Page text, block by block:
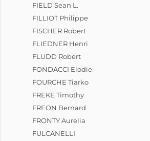
FIELD Sean L.
FILLIOT Philippe
FISCHER Robert
FLIEDNER Henri
FLUDD Robert
FONDACCI Elodie
FOURCHE Tiarko
FREKE Timothy
FREON Bernard
FRONTY Aurelia
FULCANELLI